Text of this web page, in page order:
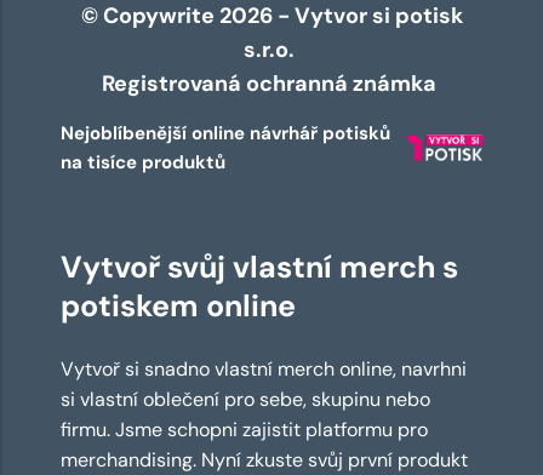
© Copywrite 2026 - Vytvor si potisk
s.r.o.
Registrovaná ochranná známka
Nejoblíbenější online návrhář potisků
na tisíce produktů
Vytvoř svůj vlastní merch s
potiskem online
Vytvoř si snadno vlastní merch online, navrhni
si vlastní oblečení pro sebe, skupinu nebo
firmu. Jsme schopni zajistit platformu pro
merchandising. Nyní zkuste svůj první produkt